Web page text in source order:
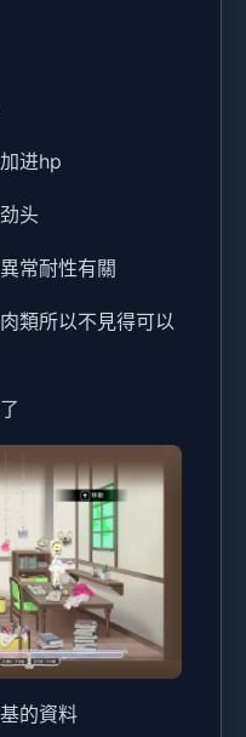
进hp
头
常耐性有關
類所以不見得可以
的資料